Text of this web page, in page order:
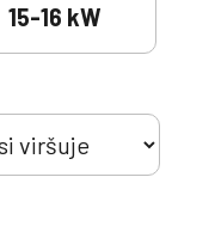
15-16 kW